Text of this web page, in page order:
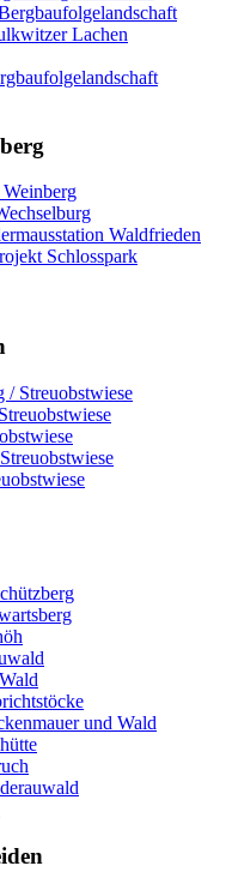
Lachen
Waldfrieden
Schlosspark
/ Streuobstwiese
und Wald